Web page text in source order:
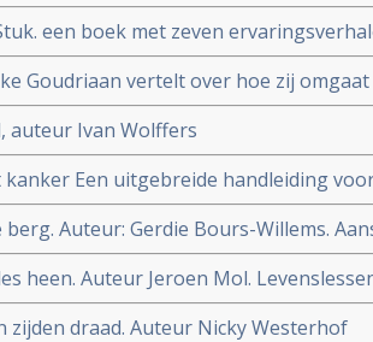
maar vond toch een genezende
een boek met zeven
Janneke Vonkeman
Goudriaan vertelt over hoe zij
auteur Ivan Wolffers
Een uitgebreide handleiding
berg. Auteur: Gerdie Bours-Willems.
voor kankerpatiënten, hun naasten
voor zorgprofessionals.
heen. Auteur Jeroen Mol.
zijden draad. Auteur Nicky Westerhof